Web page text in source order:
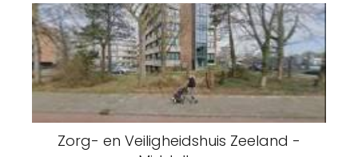
Zorg- en Veiligheidshuis Zeeland -